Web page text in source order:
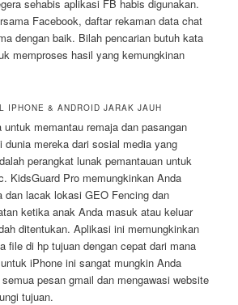
sehabis aplikasi FB habis digunakan.
Facebook, daftar rekaman data chat
dengan baik. Bilah pencarian butuh kata
memproses hasil yang kemungkinan
IPHONE & ANDROID JARAK JAUH
untuk memantau remaja dan pasangan
dunia mereka dari sosial media yang
perangkat lunak pemantauan untuk
KidsGuard Pro memungkinkan Anda
dan lacak lokasi GEO Fencing dan
ketika anak Anda masuk atau keluar
ditentukan. Aplikasi ini memungkinkan
file di hp tujuan dengan cepat dari mana
iPhone ini sangat mungkin Anda
pesan gmail dan mengawasi website
tujuan.